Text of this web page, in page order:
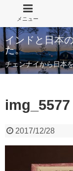
インドと日本
た。
チェンナイから日本
img_5577
2017/12/28